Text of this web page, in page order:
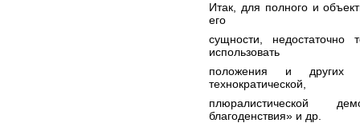
Итак, для полного и
его
сущности, недостаточно
использовать
положения и других
технократической,
плюралистической
благоденствия» и др.